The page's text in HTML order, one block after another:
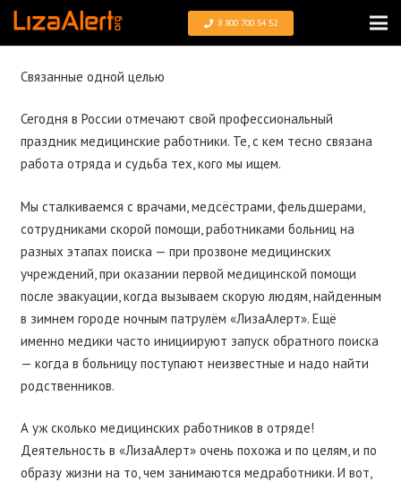
8 800 700 54 52
Связанные одной целью
Сегодня в России отмечают свой профессиональный
праздник медицинские работники. Те, с кем тесно связана
работа отряда и судьба тех, кого мы ищем.
Мы сталкиваемся с врачами, медсёстрами, фельдшерами,
сотрудниками скорой помощи, работниками больниц на
разных этапах поиска — при прозвоне медицинских
учреждений, при оказании первой медицинской помощи
после эвакуации, когда вызываем скорую людям, найденным
в зимнем городе ночным патрулём «ЛизаАлерт». Ещё
именно медики часто инициируют запуск обратного поиска
— когда в больницу поступают неизвестные и надо найти
родственников.
А уж сколько медицинских работников в отряде!
Деятельность в «ЛизаАлерт» очень похожа и по целям, и по
образу жизни на то, чем занимаются медработники. И вот,